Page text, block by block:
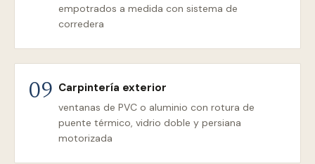
empotrados a medida con sistema de
corredera
09 Carpintería exterior
ventanas de PVC o aluminio con rotura de
puente térmico, vidrio doble y persiana
motorizada